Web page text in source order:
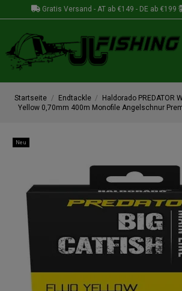
Gratis Versand - AT ab €149 - DE ab €199
Startseite Endtackle
Haldorado PREDATOR
Yellow 0,70mm 400m Monofile Angelschnur
Neu